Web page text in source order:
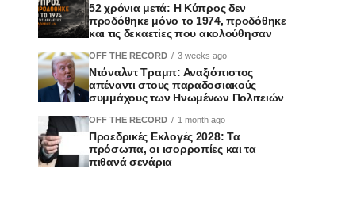
52 χρόνια μετά: Η Κύπρος δεν
προδόθηκε μόνο το 1974, προδόθηκε
και τις δεκαετίες που ακολούθησαν
OFF THE RECORD 3 weeks ago
Ντόναλντ Τραμπ: Αναξιόπιστος
απέναντι στους παραδοσιακούς
συμμάχους των Ηνωμένων Πολιτειών
OFF THE RECORD 1 month ago
Προεδρικές Εκλογές 2028: Τα
πρόσωπα, οι ισορροπίες και τα
πιθανά σενάρια